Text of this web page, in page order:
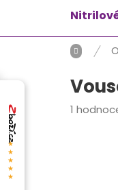
Domů
Průměrné
1
★★★★★